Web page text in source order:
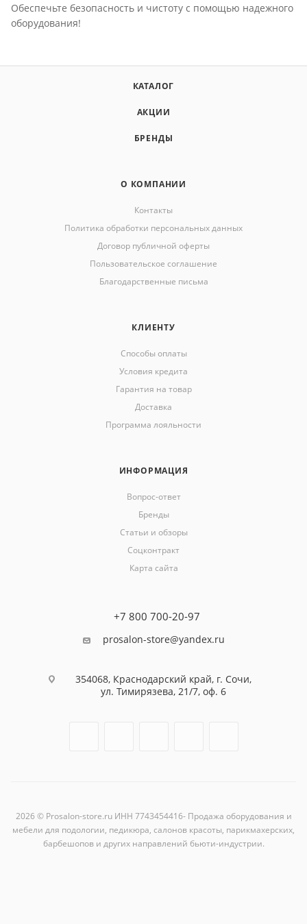
Обеспечьте безопасность и чистоту с помощью надежного
оборудования!
КАТАЛОГ
АКЦИИ
БРЕНДЫ
О КОМПАНИИ
Контакты
Политика обработки персональных данных
Договор публичной оферты
Пользовательское соглашение
Благодарственные письма
КЛИЕНТУ
Способы оплаты
Условия кредита
Гарантия на товар
Доставка
Программа лояльности
ИНФОРМАЦИЯ
Вопрос-ответ
Бренды
Статьи и обзоры
Соцконтракт
Карта сайта
+7 800 700-20-97
prosalon-store@yandex.ru
354068, Краснодарский край, г. Сочи,
ул. Тимирязева, 21/7, оф. 6
2026 © Prosalon-store.ru ИНН 7743454416- Продажа оборудования и
мебели для подологии, педикюра, салонов красоты, парикмахерских,
барбешопов и других направлений бьюти-индустрии.